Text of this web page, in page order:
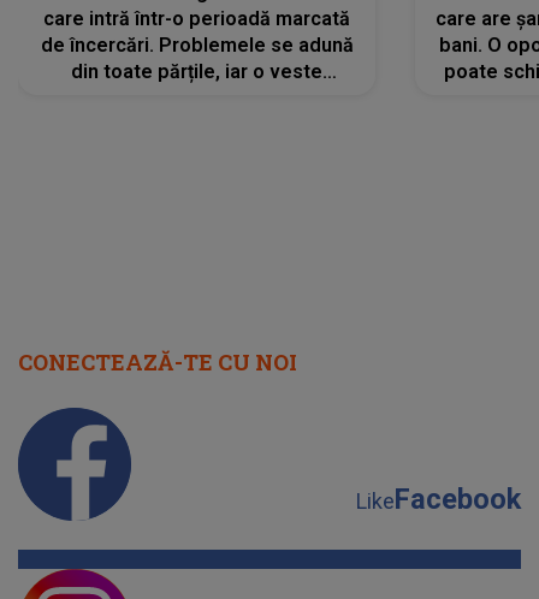
care intră într-o perioadă marcată
de încercări. Problemele se adună
din toate părțile, iar o veste
care are
bani. O
poate
CONECTEAZĂ-TE CU NOI
LikeFacebook